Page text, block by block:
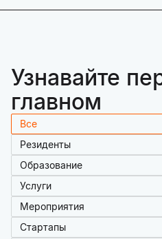
Узнавайте
главном
Все
Резиденты
Образование
Услуги
Мероприятия
Стартапы